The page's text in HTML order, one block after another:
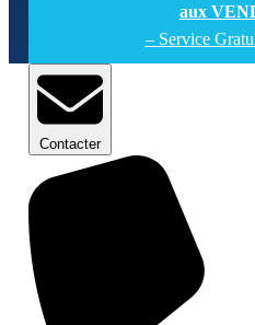
aux
– Service
Contacter